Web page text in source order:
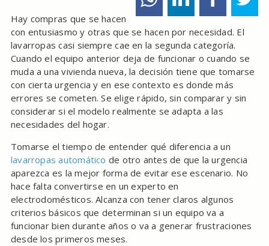
Hay compras que se hacen
con entusiasmo y otras que se hacen por necesidad. El
lavarropas casi siempre cae en la segunda categoría.
Cuando el equipo anterior deja de funcionar o cuando se
muda a una vivienda nueva, la decisión tiene que tomarse
con cierta urgencia y en ese contexto es donde más
errores se cometen. Se elige rápido, sin comparar y sin
considerar si el modelo realmente se adapta a las
necesidades del hogar.
Tomarse el tiempo de entender qué diferencia a un
lavarropas automático de otro antes de que la urgencia
aparezca es la mejor forma de evitar ese escenario. No
hace falta convertirse en un experto en
electrodomésticos. Alcanza con tener claros algunos
criterios básicos que determinan si un equipo va a
funcionar bien durante años o va a generar frustraciones
desde los primeros meses.